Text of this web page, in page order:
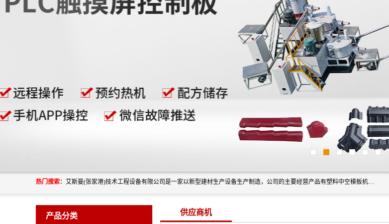
热门搜索： 艾斯曼(张家港)技术工程设备有限公司是一家以新型建材生产设备生产制造，公司的主要经营产品有塑料中空模板机器、PET片材设备、可降解餐盒设备、树脂瓦设备、管材生产线、琉璃瓦设备等，艾斯曼机械在国内及国外享有较高盛誉拥有众多长期合作的老客户。
产品分类 供应商机